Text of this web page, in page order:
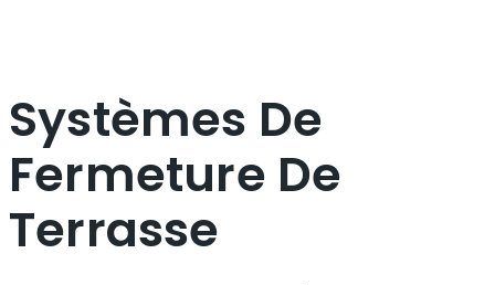
Systèmes De
Fermeture De
Terrasse